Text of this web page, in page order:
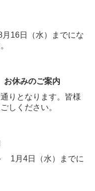
16日（水）までにな
休みのご案内
りとなります。皆様
しください。
1月4日（水）までに